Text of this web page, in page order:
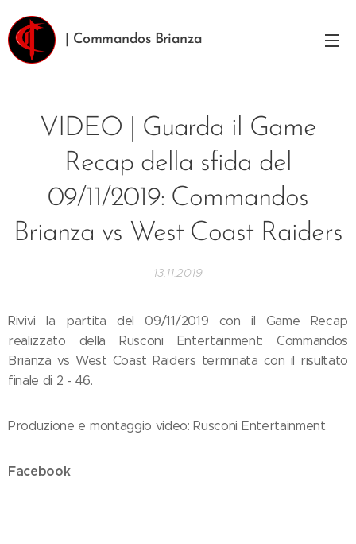
| Commandos Brianza
VIDEO | Guarda il Game
Recap della sfida del
09/11/2019: Commandos
Brianza vs West Coast Raiders
13.11.2019
Rivivi la partita del 09/11/2019 con il Game Recap
realizzato della Rusconi Entertainment: Commandos
Brianza vs West Coast Raiders terminata con il risultato
finale di 2 - 46.
Produzione e montaggio video: Rusconi Entertainment
Facebook